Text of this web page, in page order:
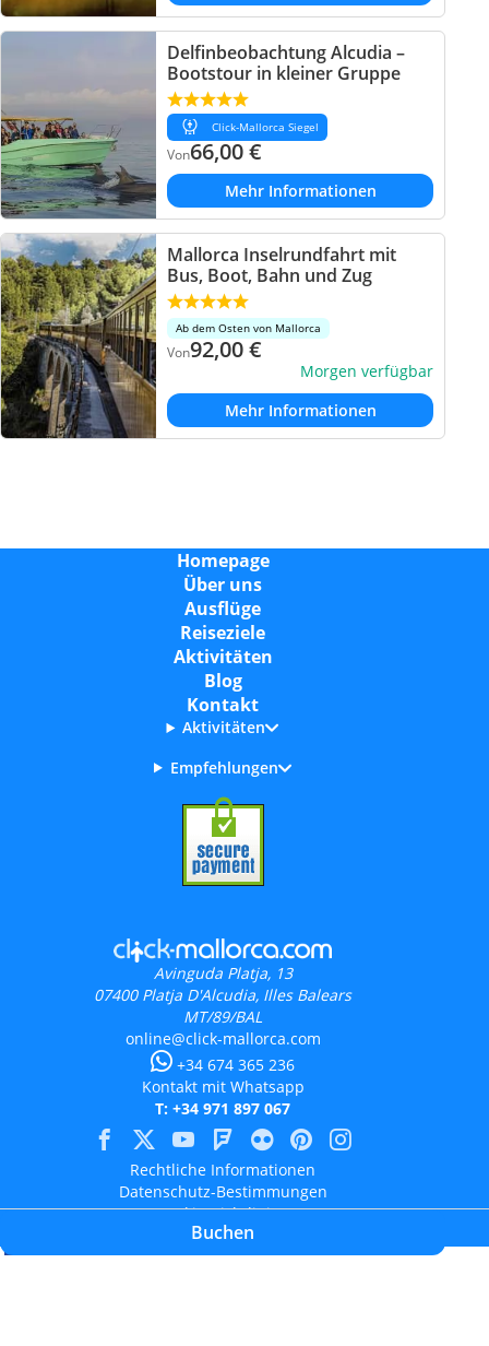
Buchen
Delfinbeobachtung Alcudia –
Bootstour in kleiner Gruppe
Click-Mallorca Siegel
Von66,00€
Mehr Informationen
Mallorca Inselrundfahrt mit
Bus, Boot, Bahn und Zug
Ab dem Osten von Mallorca
Von92,00€
Morgen verfügbar
Mehr Informationen
Homepage
Über uns
Ausflüge
Reiseziele
Aktivitäten
Blog
Kontakt
Aktivitäten
Empfehlungen
Avinguda Platja, 13
07400 Platja D'Alcudia, Illes Balears
MT/89/BAL
online@click-mallorca.com
+34 674 365 236
Kontakt mit Whatsapp
T: +34 971 897 067
Rechtliche Informationen
Datenschutz-Bestimmungen
Cookie-Richtlinien
Bewertungen